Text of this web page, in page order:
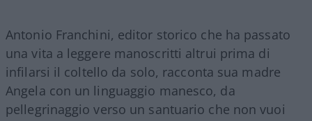
Antonio Franchini, editor storico che ha passato
una vita a leggere manoscritti altrui prima di
infilarsi il coltello da solo, racconta sua madre
Angela con un linguaggio manesco, da
pellegrinaggio verso un santuario che non vuoi